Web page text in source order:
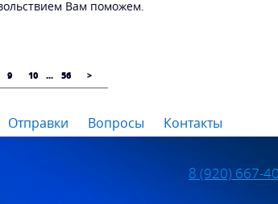
Вам поможем.
9 10 ... 56 >
Отправки Вопросы Контакты
8 (920) 667-